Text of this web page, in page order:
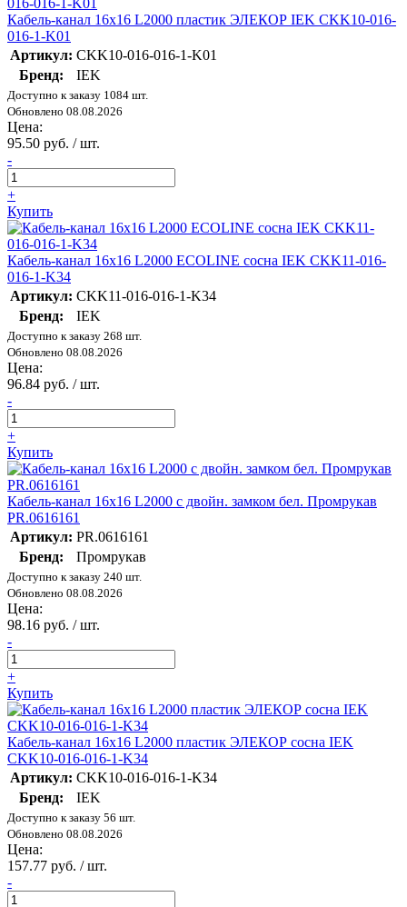
Кабель-канал 16х16 L2000 пластик ЭЛЕКОР IEK CKK10-016-
016-1-K01
Артикул: CKK10-016-016-1-K01
Бренд:
IEK
Доступно к заказу 1084 шт.
Обновлено 08.08.2026
Цена:
95.50 руб. / шт.
-
+
Купить
Кабель-канал 16х16 L2000 ECOLINE сосна IEK CKK11-016-
016-1-K34
Артикул: CKK11-016-016-1-K34
Бренд:
IEK
Доступно к заказу 268 шт.
Обновлено 08.08.2026
Цена:
96.84 руб. / шт.
-
+
Купить
Кабель-канал 16х16 L2000 с двойн. замком бел. Промрукав
PR.0616161
Артикул: PR.0616161
Бренд:
Промрукав
Доступно к заказу 240 шт.
Обновлено 08.08.2026
Цена:
98.16 руб. / шт.
-
+
Купить
Кабель-канал 16х16 L2000 пластик ЭЛЕКОР сосна IEK
CKK10-016-016-1-K34
Артикул: CKK10-016-016-1-K34
Бренд:
IEK
Доступно к заказу 56 шт.
Обновлено 08.08.2026
Цена:
157.77 руб. / шт.
-